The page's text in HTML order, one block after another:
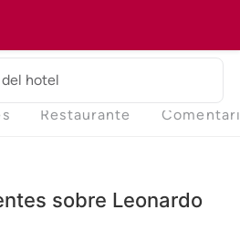
hotel
Restaurante
sobre Leonardo